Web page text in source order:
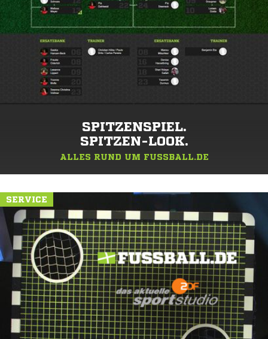
SPITZENSPIEL.
SPITZEN-LOOK.
ALLES RUND UM FUSSBALL.DE
SERVICE